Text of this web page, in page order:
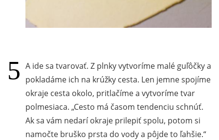
A ide sa tvarovať. Z plnky vytvoríme malé guľôčky a
pokladáme ich na krúžky cesta. Len jemne spojíme
okraje cesta okolo, pritlačíme a vytvoríme tvar
polmesiaca. Cesto má časom tendenciu schnúť.
Ak sa vám nedarí okraje prilepiť spolu, potom si
namočte bruško prsta do vody a pôjde to ľahšie.